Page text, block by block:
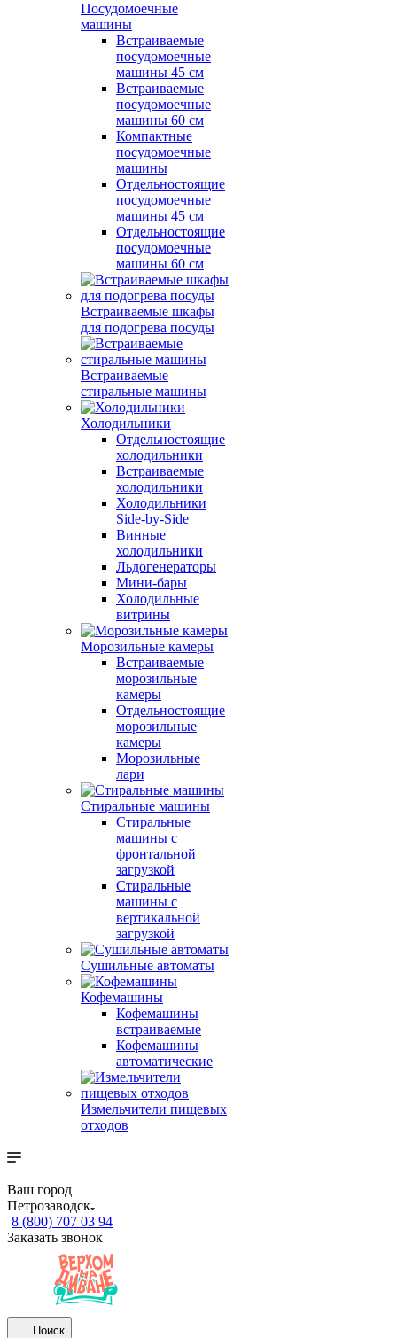
Посудомоечные
машины
Встраиваемые
посудомоечные
машины 45 см
Встраиваемые
посудомоечные
машины 60 см
Компактные
посудомоечные
машины
Отдельностоящие
посудомоечные
машины 45 см
Отдельностоящие
посудомоечные
машины 60 см
Встраиваемые шкафы
для подогрева посуды
Встраиваемые
стиральные машины
Холодильники
Отдельностоящие
холодильники
Встраиваемые
холодильники
Холодильники
Side-by-Side
Винные
холодильники
Льдогенераторы
Мини-бары
Холодильные
витрины
Морозильные камеры
Встраиваемые
морозильные
камеры
Отдельностоящие
морозильные
камеры
Морозильные
лари
Стиральные машины
Стиральные
машины с
фронтальной
загрузкой
Стиральные
машины с
вертикальной
загрузкой
Сушильные автоматы
Кофемашины
Кофемашины
встраиваемые
Кофемашины
автоматические
Измельчители пищевых
отходов
Ваш город
Петрозаводск
8 (800) 707 03 94
Заказать звонок
Поиск